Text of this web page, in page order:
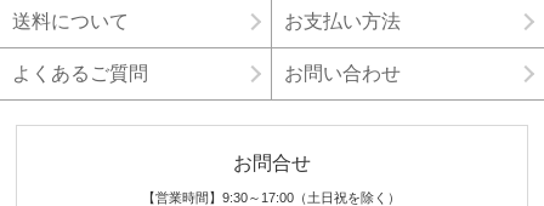
送料について お支払い方法
よくあるご質問 お問い合わせ
お問合せ
【営業時間】9:30～17:00（土日祝を除く）